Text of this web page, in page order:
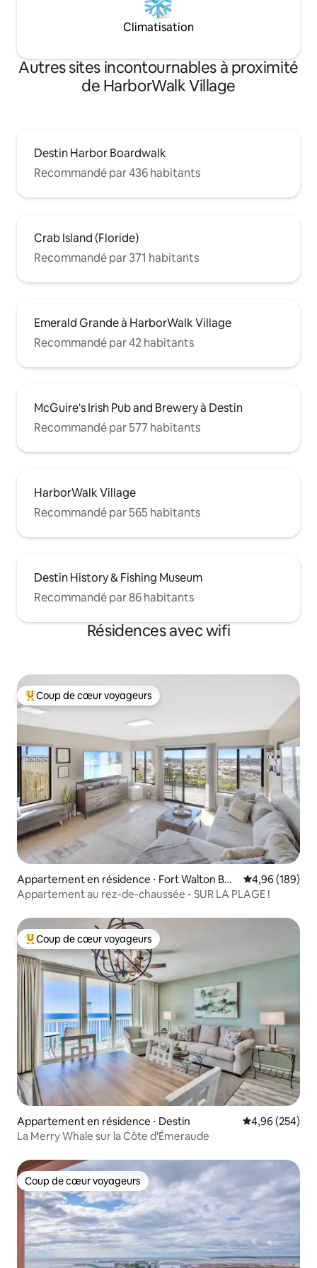
Climatisation
Autres sites incontournables à proximité
de HarborWalk Village
Destin Harbor Boardwalk
Recommandé par 436 habitants
Crab Island (Floride)
Recommandé par 371 habitants
Emerald Grande à HarborWalk Village
Recommandé par 42 habitants
McGuire's Irish Pub and Brewery à Destin
Recommandé par 577 habitants
HarborWalk Village
Recommandé par 565 habitants
Destin History & Fishing Museum
Recommandé par 86 habitants
Résidences avec wifi
Coups de cœur voyageurs les plus appréciés
Coup de cœur voyageurs
Appartement en résidence ⋅ Fort Walton Bea
ch
Évaluation
4,96 (189)
Appartement au rez-de-chaussée - SUR LA PLAGE !
Coups de cœur voyageurs les plus appréciés
Coup de cœur voyageurs
Appartement en résidence ⋅ Destin Évaluation
4,96 (254)
La Merry Whale sur la Côte d'Émeraude
Coup de cœur voyageurs
Coup de cœur voyageurs